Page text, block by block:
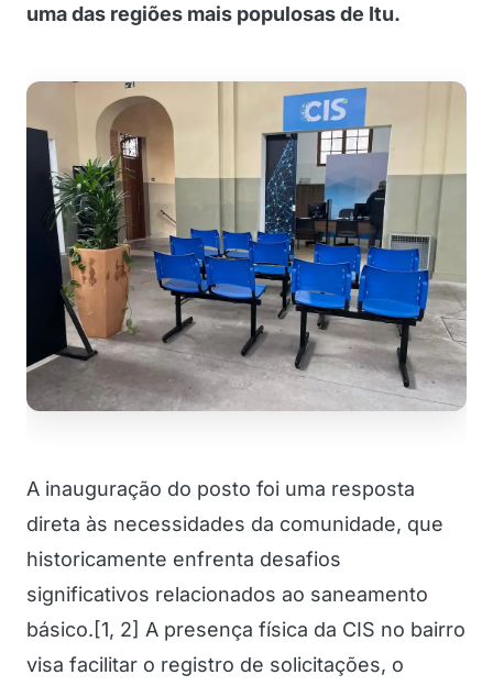
uma das regiões mais populosas de Itu.
A inauguração do posto foi uma resposta
direta às necessidades da comunidade, que
historicamente enfrenta desafios
significativos relacionados ao saneamento
básico.[1, 2] A presença física da CIS no bairro
visa facilitar o registro de solicitações, o